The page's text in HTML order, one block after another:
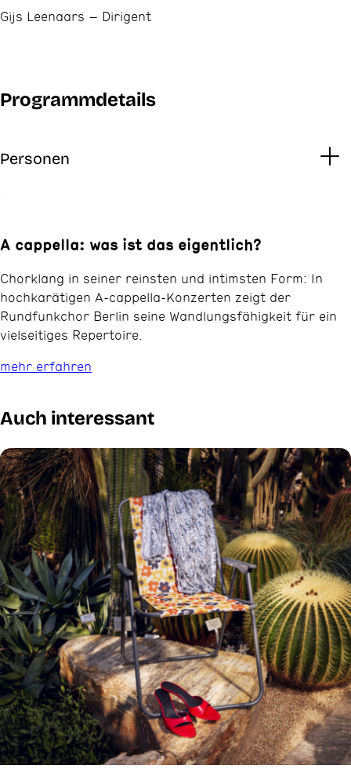
Gijs Leenaars – Dirigent
Programmdetails
Personen
A cappella: was ist das eigentlich?
Chorklang in seiner reinsten und intimsten Form: In
hochkarätigen A-cappella-Konzerten zeigt der
Rundfunkchor Berlin seine Wandlungsfähigkeit für ein
vielseitiges Repertoire.
mehr erfahren
Auch interessant